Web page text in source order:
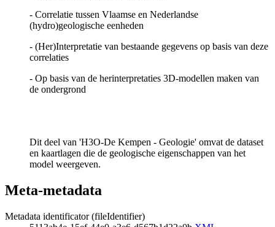
- Correlatie tussen Vlaamse en Nederlandse
(hydro)geologische eenheden
- (Her)Interpretatie van bestaande gegevens op basis van deze
correlaties
- Op basis van de herinterpretaties 3D-modellen maken van
de ondergrond
Dit deel van 'H3O-De Kempen - Geologie' omvat de dataset
en kaartlagen die de geologische eigenschappen van het
model weergeven.
Meta-metadata
Metadata identificator (fileIdentifier)